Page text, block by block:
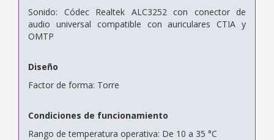
Sonido: Códec Realtek ALC3252 con conector de
audio universal compatible con auriculares CTIA y
OMTP
Diseño
Factor de forma: Torre
Condiciones de funcionamiento
Rango de temperatura operativa: De 10 a 35 °C